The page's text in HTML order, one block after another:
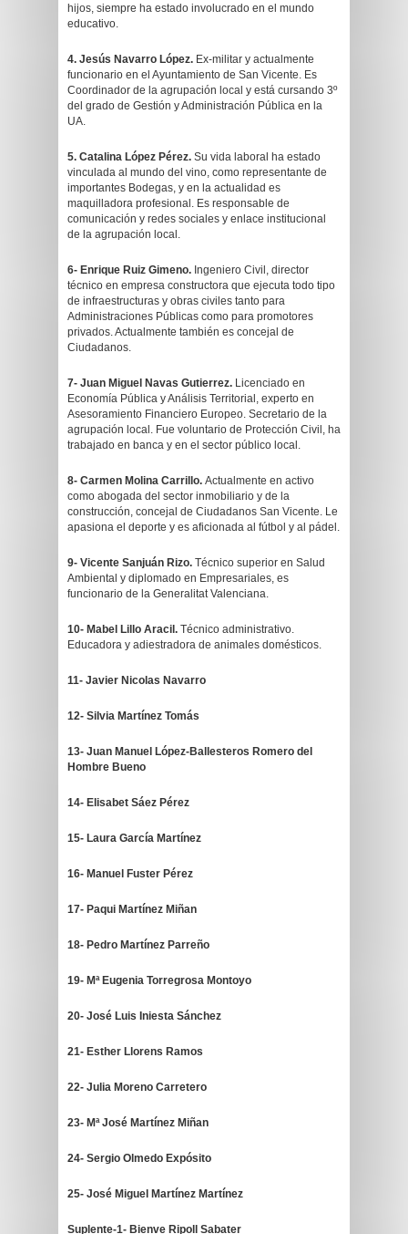
hijos, siempre ha estado involucrado en el mundo
educativo.
4. Jesús Navarro López. Ex-militar y actualmente
funcionario en el Ayuntamiento de San Vicente. Es
Coordinador de la agrupación local y está cursando 3º
del grado de Gestión y Administración Pública en la
UA.
5. Catalina López Pérez. Su vida laboral ha estado
vinculada al mundo del vino, como representante de
importantes Bodegas, y en la actualidad es
maquilladora profesional. Es responsable de
comunicación y redes sociales y enlace institucional
de la agrupación local.
6- Enrique Ruiz Gimeno. Ingeniero Civil, director
técnico en empresa constructora que ejecuta todo tipo
de infraestructuras y obras civiles tanto para
Administraciones Públicas como para promotores
privados. Actualmente también es concejal de
Ciudadanos.
7- Juan Miguel Navas Gutierrez. Licenciado en
Economía Pública y Análisis Territorial, experto en
Asesoramiento Financiero Europeo. Secretario de la
agrupación local. Fue voluntario de Protección Civil, ha
trabajado en banca y en el sector público local.
8- Carmen Molina Carrillo. Actualmente en activo
como abogada del sector inmobiliario y de la
construcción, concejal de Ciudadanos San Vicente. Le
apasiona el deporte y es aficionada al fútbol y al pádel.
9- Vicente Sanjuán Rizo. Técnico superior en Salud
Ambiental y diplomado en Empresariales, es
funcionario de la Generalitat Valenciana.
10- Mabel Lillo Aracil. Técnico administrativo.
Educadora y adiestradora de animales domésticos.
11- Javier Nicolas Navarro
12- Silvia Martínez Tomás
13- Juan Manuel López-Ballesteros Romero del
Hombre Bueno
14- Elisabet Sáez Pérez
15- Laura García Martínez
16- Manuel Fuster Pérez
17- Paqui Martínez Miñan
18- Pedro Martínez Parreño
19- Mª Eugenia Torregrosa Montoyo
20- José Luis Iniesta Sánchez
21- Esther Llorens Ramos
22- Julia Moreno Carretero
23- Mª José Martínez Miñan
24- Sergio Olmedo Expósito
25- José Miguel Martínez Martínez
Suplente-1- Bienve Ripoll Sabater